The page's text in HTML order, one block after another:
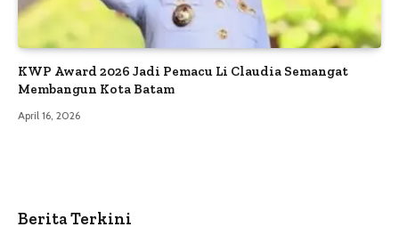
KWP Award 2026 Jadi Pemacu Li Claudia Semangat
Membangun Kota Batam
April 16, 2026
Berita Terkini